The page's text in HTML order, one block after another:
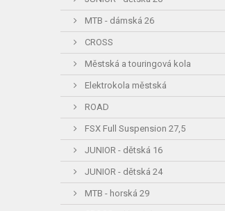
MTB - dámská 26
CROSS
Městská a touringová kola
Elektrokola městská
ROAD
FSX Full Suspension 27,5
JUNIOR - dětská 16
JUNIOR - dětská 24
MTB - horská 29